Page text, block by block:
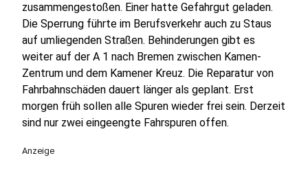
zusammengestoßen. Einer hatte Gefahrgut geladen.
Die Sperrung führte im Berufsverkehr auch zu Staus
auf umliegenden Straßen. Behinderungen gibt es
weiter auf der A 1 nach Bremen zwischen Kamen-
Zentrum und dem Kamener Kreuz. Die Reparatur von
Fahrbahnschäden dauert länger als geplant. Erst
morgen früh sollen alle Spuren wieder frei sein. Derzeit
sind nur zwei eingeengte Fahrspuren offen.
Anzeige